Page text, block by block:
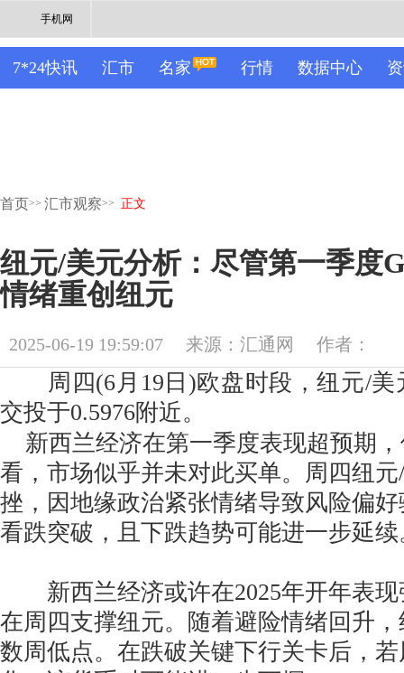
手机网
7*24快讯 汇市 名家 行情 数据中心
首页>> 汇市观察>> 正文
纽元/美元分析：尽管第一季度
情绪重创纽元
2025-06-19 19:59:07 来源：汇通网 作者：
周四(6月19日)欧盘时段，纽元/美
交投于0.5976附近。
新西兰经济在第一季度表现超预期
看，市场似乎并未对此买单。周四纽
挫，因地缘政治紧张情绪导致风险偏
看跌突破，且下跌趋势可能进一步延续
新西兰经济或许在2025年开年表现
在周四支撑纽元。随着避险情绪回升
数周低点。在跌破关键下行关卡后，